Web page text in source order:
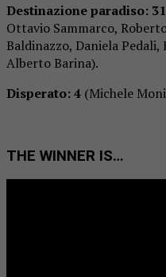
Destinazione paradiso: 31
Ottavio Sammarco,
Baldinazzo, Daniela
Alberto Barina).
Disperato: 4 (Michele
THE WINNER IS…